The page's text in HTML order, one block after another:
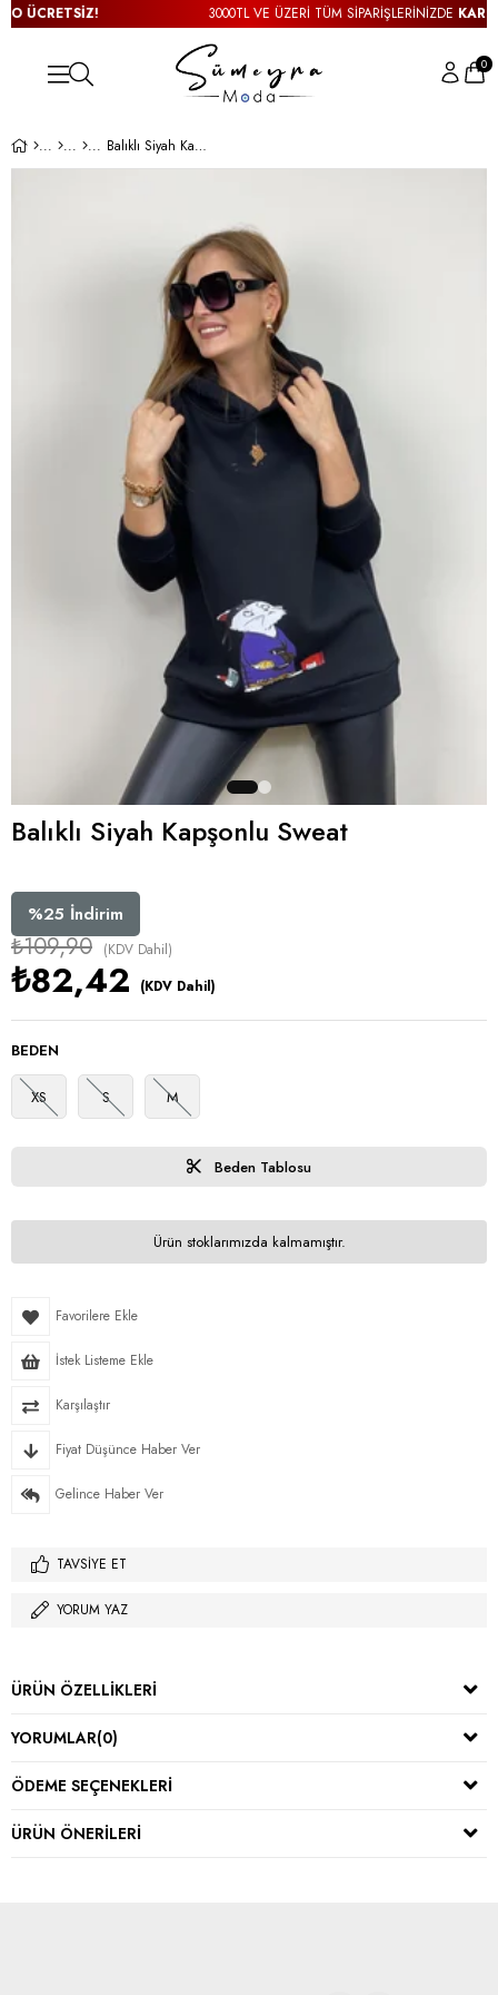
ÜCRETSİZ! 3000TL VE ÜZERİ TÜM SİPARİŞLERİNİZDEKARGO
0
Balıklı Siyah Kapşonlu Sweat
Balıklı Siyah Kapşonlu Sweat
%25 İndirim
₺109,90 (KDV Dahil)
₺82,42 (KDV Dahil)
BEDEN
XS S M
Beden Tablosu
Ürün stoklarımızda kalmamıştır.
Favorilere Ekle
İstek Listeme Ekle
Karşılaştır
Fiyat Düşünce Haber Ver
Gelince Haber Ver
TAVSIYE ET
YORUM YAZ
ÜRÜN ÖZELLIKLERI
YORUMLAR(0)
ÖDEME SEÇENEKLERI
ÜRÜN ÖNERILERI